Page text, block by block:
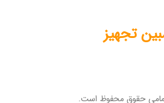
تجهیز
تمامی حقوق محفوظ است.